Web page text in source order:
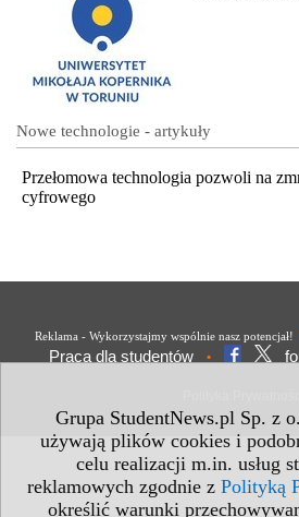
Grupa StudentNews.pl Sp. z
używają plików cookies i
celu realizacji m.in. usług
reklamowych zgodnie z Polityką
określić warunki
Nowe technologie - artykuły
Przełomowa technologia pozwoli na
cyfrowego
Reklama - Wykorzystajmy wspólnie nasz potencjał!
Praca dla studentów •